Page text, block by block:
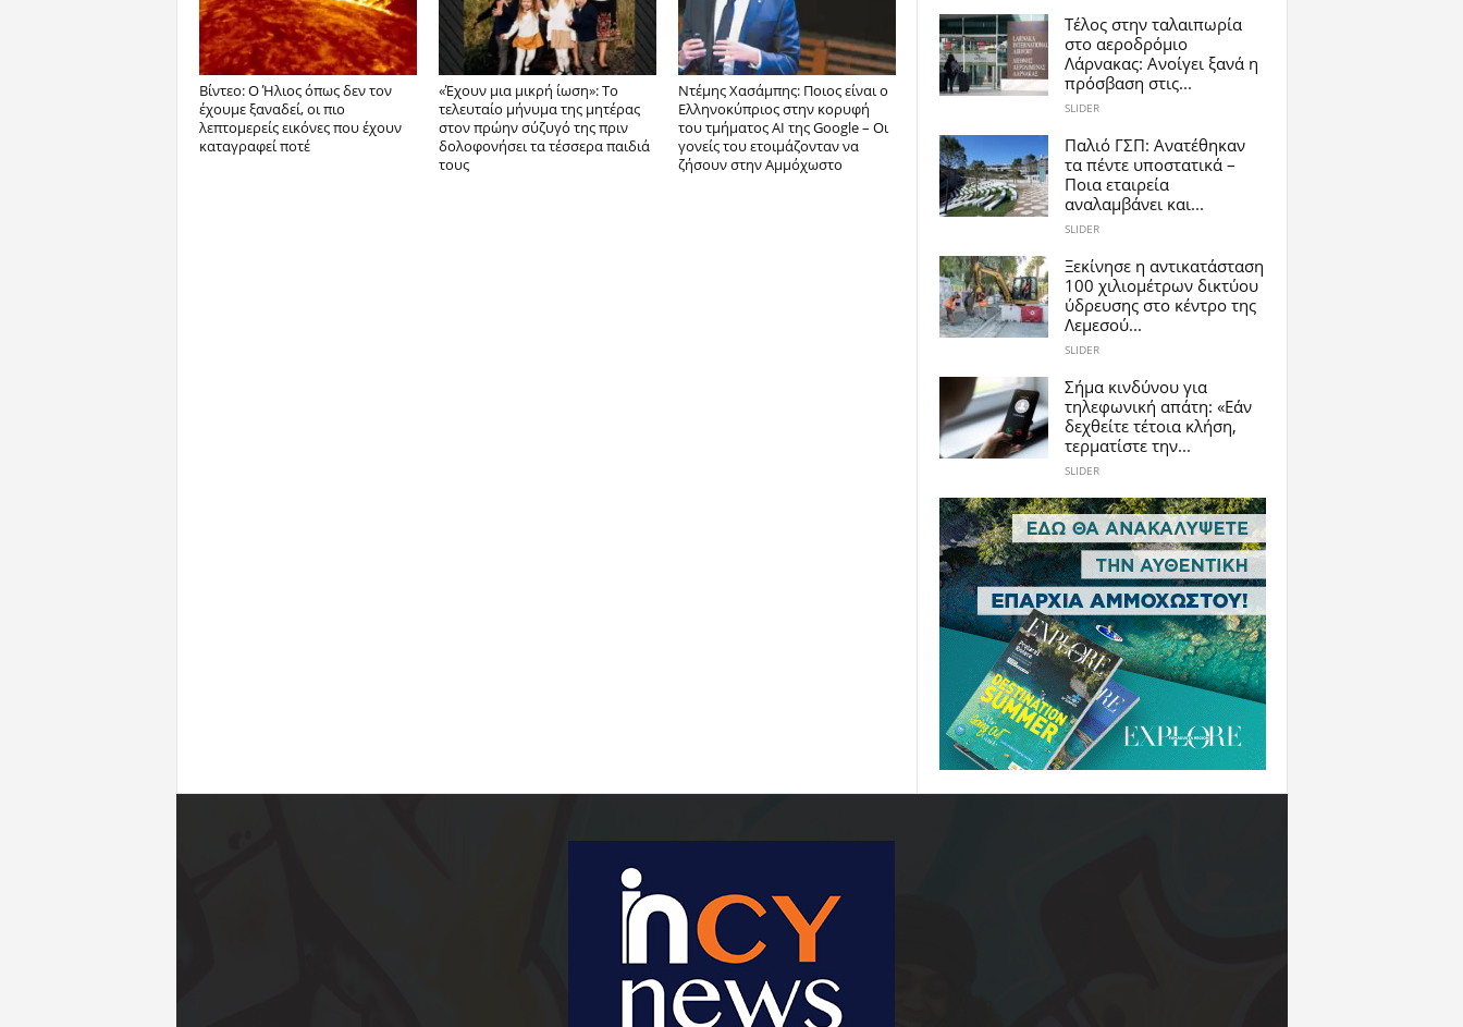
Βίντεο: Ο Ήλιος όπως δεν τον
έχουμε ξαναδεί, οι πιο
λεπτομερείς εικόνες που έχουν
καταγραφεί ποτέ
«Έχουν μια μικρή ίωση»: Το
τελευταίο μήνυμα της μητέρας
στον πρώην σύζυγό της πριν
δολοφονήσει τα τέσσερα παιδιά
τους
Ντέμης Χασάμπης: Ποιος είναι ο
Ελληνοκύπριος στην κορυφή
του τμήματος AI της Google – Οι
γονείς του ετοιμάζονταν να
ζήσουν στην Αμμόχωστο
Tέλος στην ταλαιπωρία
στο αεροδρόμιο
Λάρνακας: Ανοίγει ξανά η
πρόσβαση στις...
SLIDER
Παλιό ΓΣΠ: Ανατέθηκαν
τα πέντε υποστατικά –
Ποια εταιρεία
αναλαμβάνει και...
SLIDER
Ξεκίνησε η αντικατάσταση
100 χιλιομέτρων δικτύου
ύδρευσης στο κέντρο της
Λεμεσού...
SLIDER
Σήμα κινδύνου για
τηλεφωνική απάτη: «Εάν
δεχθείτε τέτοια κλήση,
τερματίστε την...
SLIDER